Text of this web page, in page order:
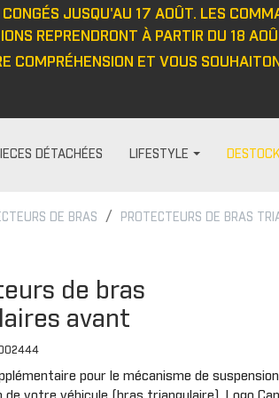
JUSQU'AU 17 AOÛT. LES
REPRENDRONT À PARTIR DU 18
COMPRÉHENSION ET VOUS
Barre anti-intrusion
Tapis
Fenêtres
Cabines
DÉTACHÉES LIFESTYLE
Haut
Veste
Cagoule/tour de cou
Casquette/bonnet Gants
DE BRAS PROTECTEURS DE BRAS
de bras
avant
pour le mécanisme de suspension